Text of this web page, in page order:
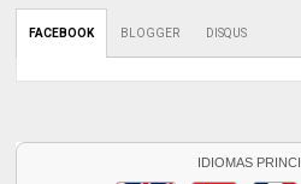
FACEBOOK BLOGGER DISQUS
IDIOMAS